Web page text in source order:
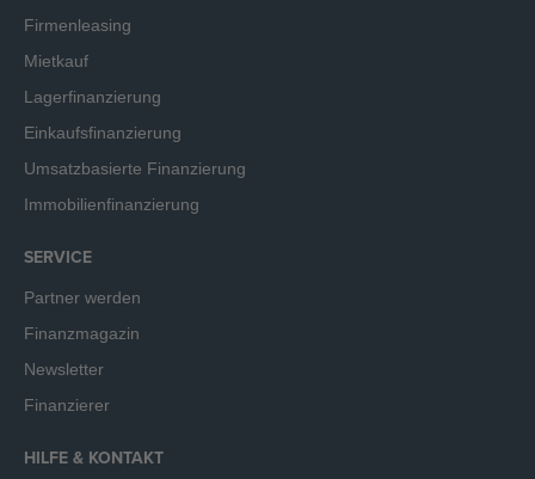
Firmenleasing
Mietkauf
Lagerfinanzierung
Einkaufsfinanzierung
Umsatzbasierte Finanzierung
Immobilienfinanzierung
SERVICE
Partner werden
Finanzmagazin
Newsletter
Finanzierer
HILFE & KONTAKT